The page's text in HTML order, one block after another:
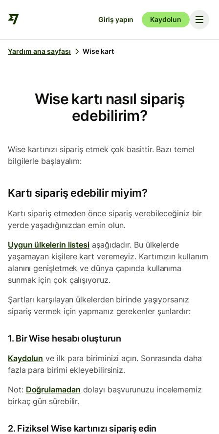
Giriş yapın Kaydolun
Yardım ana sayfası Wise kart
Wise kartı nasıl sipariş
edebilirim?
Wise kartınızı sipariş etmek çok basittir. Bazı temel
bilgilerle başlayalım:
Kartı sipariş edebilir miyim?
Kartı sipariş etmeden önce sipariş verebileceğiniz bir
yerde yaşadığınızdan emin olun.
Uygun ülkelerin listesi aşağıdadır. Bu ülkelerde
yaşamayan kişilere kart veremeyiz. Kartımızın kullanım
alanını genişletmek ve dünya çapında kullanıma
sunmak için çok çalışıyoruz.
Şartları karşılayan ülkelerden birinde yaşıyorsanız
sipariş vermek için yapmanız gerekenler şunlardır:
1. Bir Wise hesabı oluşturun
Kaydolun ve ilk para biriminizi açın. Sonrasında daha
fazla para birimi ekleyebilirsiniz.
Not: Doğrulamadan dolayı başvurunuzu incelememiz
birkaç gün sürebilir.
2. Fiziksel Wise kartınızı sipariş edin